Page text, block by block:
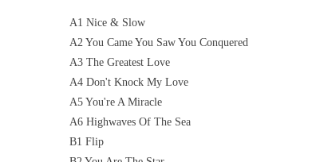
A1 Nice & Slow
A2 You Came You Saw You Conquered
A3 The Greatest Love
A4 Don't Knock My Love
A5 You're A Miracle
A6 Highwaves Of The Sea
B1 Flip